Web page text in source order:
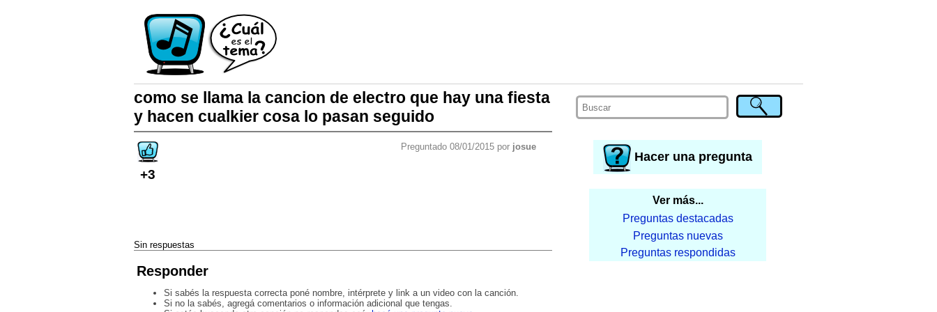
Hacer una pregunta
Ver más...
Preguntas destacadas
Preguntas nuevas
Preguntas respondidas
como se llama la cancion de electro que hay una fiesta
y hacen cualkier cosa lo pasan seguido
+3
Preguntado 08/01/2015 por josue
Sin respuestas
Responder
Si sabés la respuesta correcta poné nombre, intérprete y link a un video con la canción.
Si no la sabés, agregá comentarios o información adicional que tengas.